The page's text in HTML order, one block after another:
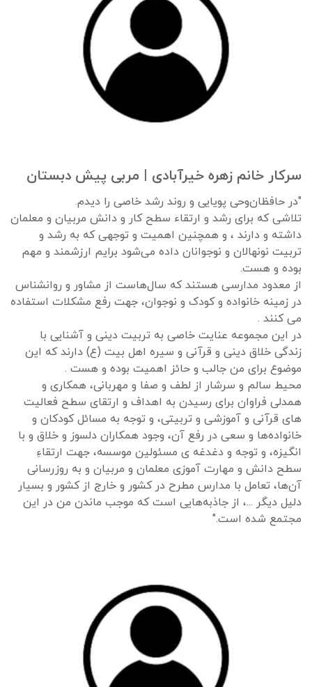
سرکار خانم زهره خیرآبادی | مربی پیش دبستان
"در حافظان‌وحی پویایی و روند رشد خاصی را دیدم.
تلاشی که برای رشد و ارتقاء سطح کار و دانش مربیان و معلمان
داشته و دارند ، و همچنین اهمیت و توجهی که به رشد و
تربیت نونهالان و نوجوانان داده می‌شود برایم ارزشمند و مهم
بوده و هست.
از معدود مدارسی هستند که سال‌هاست از مشاور و روانشناس
در زمینه‌ خانواده و کودک و نوجوان، جهت رفع مشکلات استفاده
می کنند .
در این مجموعه عنایت خاصی به تربیت دینی و آشنایی با
زندگی خلاق دینی و قرآنی و سیره اهل بیت (ع) دارند که این
موضوع برای من جالب و حائز اهمیت بوده و هست .
محیط سالم و سرشار از لطف و صفا و مهربانی، همکاری و
همدلی فراوان برای رسیدن به اهداف و ارتقای سطح فعالیت
های قرآنی و آموزشی و تربیتی، و توجه به مسائل کودکان و
خانواده‌ها و سعی در رفع آن، وجود همکاران دلسوز و خلاق و با
انگیزه، و توجه و دغدغه ی مسئولین موسسه، جهت ارتقاءِ
سطح دانش و مهارت آموزی معلمان و مربیان و به روزرسانی
آن‌ها، تعامل با مدارس مطرح در کشور و خارج از کشور و بسیار
دلیل دیگر ...، از جاذبه‌هایی است که موجب ماندن من در این
مجتمع شده است."